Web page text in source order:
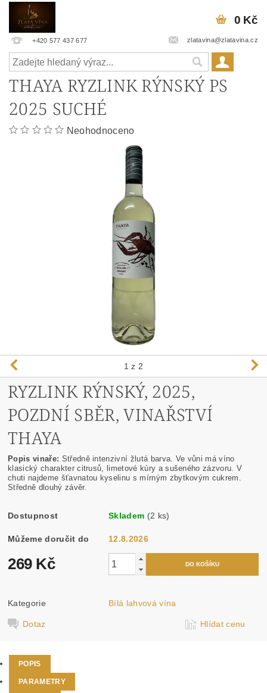
+420 577 437 677 zlatavina@zlatavina.cz
0 Kč
THAYA RYZLINK RÝNSKÝ PS
2025 SUCHÉ
Neohodnoceno
1 z 2
RYZLINK RÝNSKÝ, 2025,
POZDNÍ SBĚR, VINAŘSTVÍ
THAYA
Popis vinaře: Středně intenzivní žlutá barva. Ve vůni má víno
klasický charakter citrusů, limetové kúry a sušeného zázvoru. V
chuti najdeme šťavnatou kyselinu s mírným zbytkovým cukrem.
Středně dlouhý závěr.
Dostupnost Skladem (2 ks)
Můžeme doručit do 12.8.2026
269 Kč
Kategorie Bílá lahvová vína
Dotaz Hlídat cenu
POPIS
PARAMETRY